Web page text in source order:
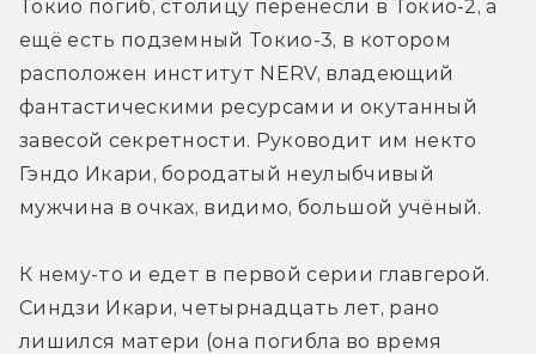
Токио погиб, столицу перенесли в Токио-2, а
ещё есть подземный Токио-3, в котором
расположен институт NERV, владеющий
фантастическими ресурсами и окутанный
завесой секретности. Руководит им некто
Гэндо Икари, бородатый неулыбчивый
мужчина в очках, видимо, большой учёный.
К нему-то и едет в первой серии главгерой.
Синдзи Икари, четырнадцать лет, рано
лишился матери (она погибла во время